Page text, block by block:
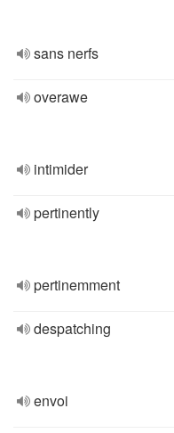
sans nerfs
overawe
intimider
pertinently
pertinemment
despatching
envoi